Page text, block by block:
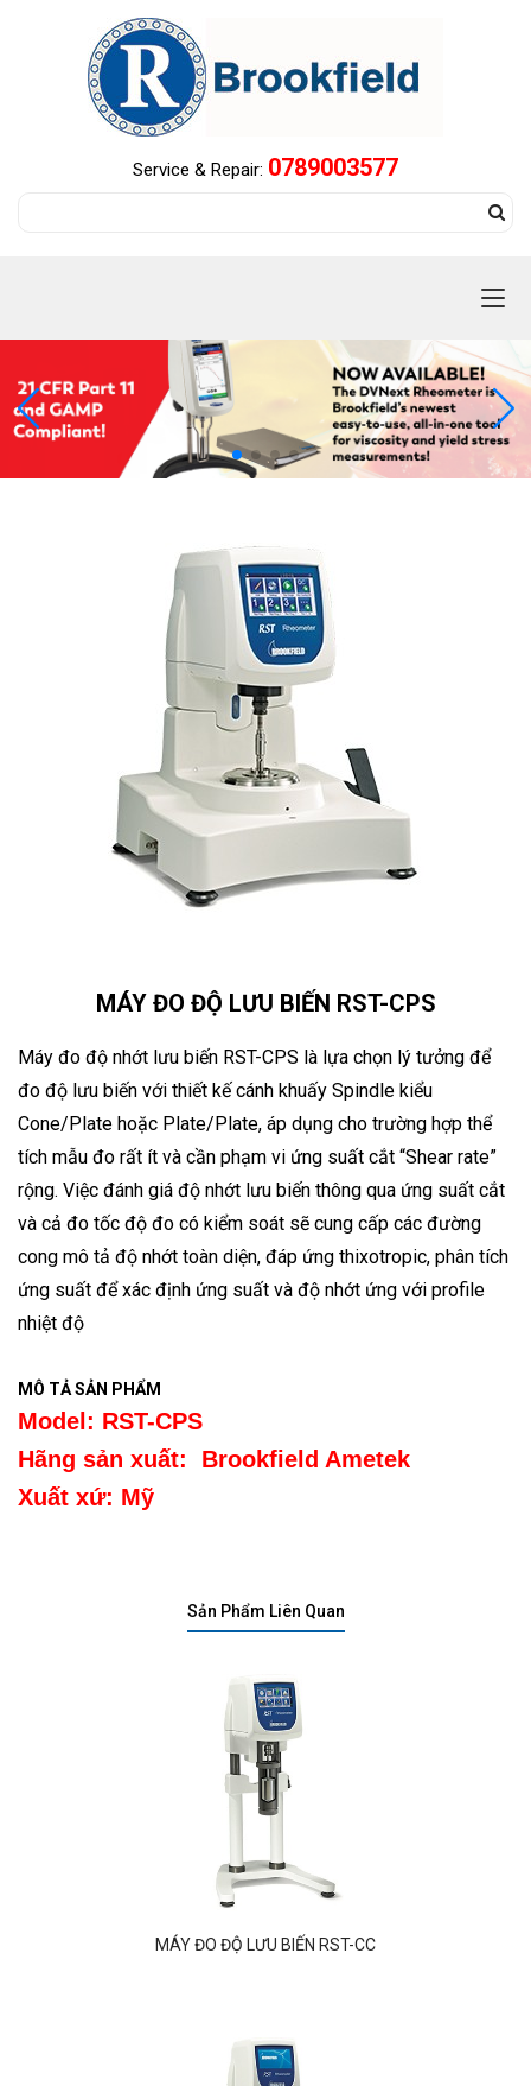
Service & Repair: 0789003577
MÁY ĐO ĐỘ LƯU BIẾN RST-CPS
Máy đo độ nhớt lưu biến RST-CPS là lựa chọn lý tưởng để
đo độ lưu biến với thiết kế cánh khuấy Spindle kiểu
Cone/Plate hoặc Plate/Plate, áp dụng cho trường hợp thể
tích mẫu đo rất ít và cần phạm vi ứng suất cắt “Shear rate”
rộng. Việc đánh giá độ nhớt lưu biến thông qua ứng suất cắt
và cả đo tốc độ đo có kiểm soát sẽ cung cấp các đường
cong mô tả độ nhớt toàn diện, đáp ứng thixotropic, phân tích
ứng suất để xác định ứng suất và độ nhớt ứng với profile
nhiệt độ
MÔ TẢ SẢN PHẨM
Model: RST-CPS
Hãng sản xuất: Brookfield Ametek
Xuất xứ: Mỹ
Sản Phẩm Liên Quan
MÁY ĐO ĐỘ LƯU BIẾN RST-CC